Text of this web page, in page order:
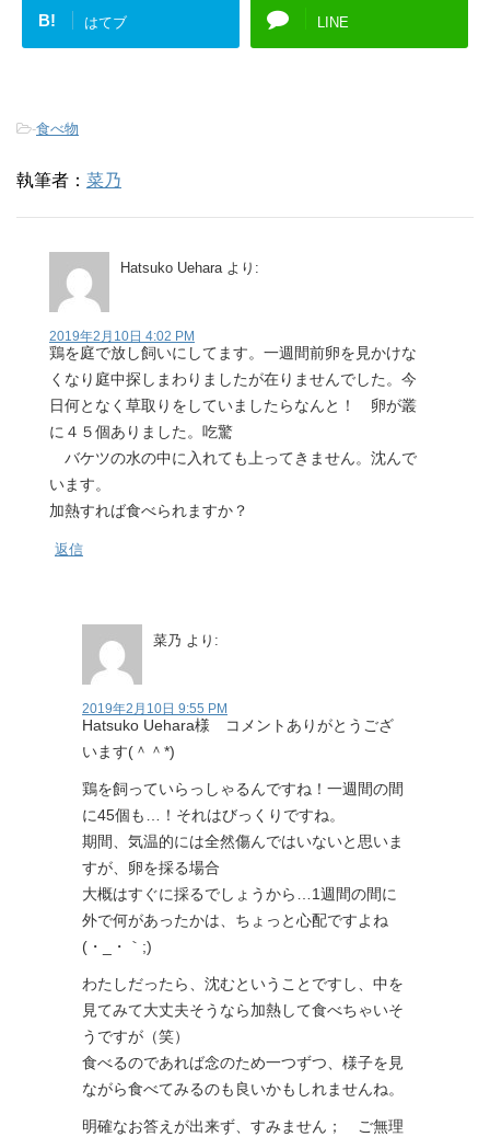
B! はてブ LINE
-食べ物
執筆者： 菜乃
Hatsuko Uehara より:
2019年2月10日 4:02 PM
鶏を庭で放し飼いにしてます。一週間前卵を見かけな
くなり庭中探しまわりましたが在りませんでした。今
日何となく草取りをしていましたらなんと！ 卵が叢
に４５個ありました。吃驚
バケツの水の中に入れても上ってきません。沈んで
います。
加熱すれば食べられますか？
返信
菜乃 より:
2019年2月10日 9:55 PM
Hatsuko Uehara様 コメントありがとうござ
います(＾＾*)
鶏を飼っていらっしゃるんですね！一週間の間
に45個も…！それはびっくりですね。
期間、気温的には全然傷んではいないと思いま
すが、卵を採る場合
大概はすぐに採るでしょうから…1週間の間に
外で何があったかは、ちょっと心配ですよね
(・_・｀;)
わたしだったら、沈むということですし、中を
見てみて大丈夫そうなら加熱して食べちゃいそ
うですが（笑）
食べるのであれば念のため一つずつ、様子を見
ながら食べてみるのも良いかもしれませんね。
明確なお答えが出来ず、すみません； ご無理